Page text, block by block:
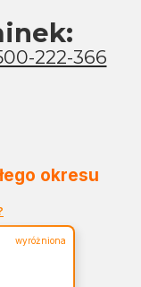
222-366
okresu
wyróżniona